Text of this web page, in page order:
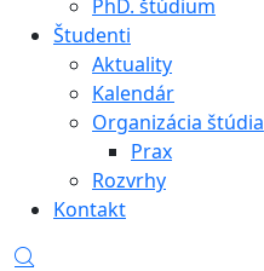
PhD. štúdium
Študenti
Aktuality
Kalendár
Organizácia štúdia
Prax
Rozvrhy
Kontakt